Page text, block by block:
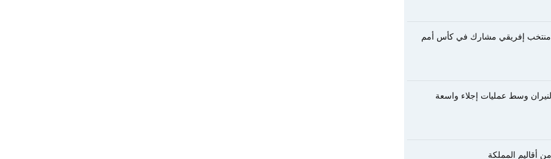
منتخب إفريقي مشارك في كأس أمم
وسط عمليات إجلاء واسعة